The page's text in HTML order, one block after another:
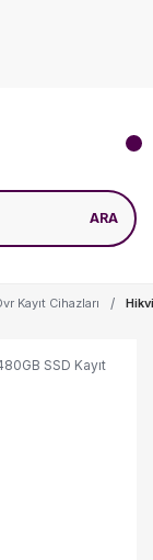
ARA
Kayıt Cihazları